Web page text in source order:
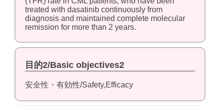
treated with dasatinib continuously from
diagnosis and maintained complete molecular
remission for more than 2 years.
目的2/Basic objectives2
安全性・有効性/Safety,Efficacy